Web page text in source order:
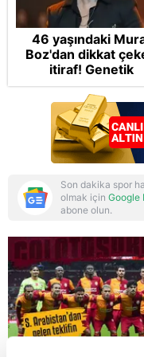
Reddet
46 yaşındaki
Boz'dan dikkat
itiraf! Genetik
korkusunu
Son dakika spor
olmak için Google
abone olun.